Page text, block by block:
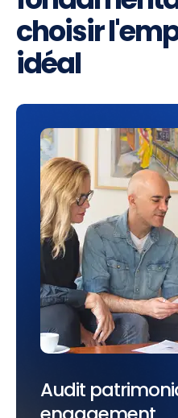
choisir
idéal
Audit